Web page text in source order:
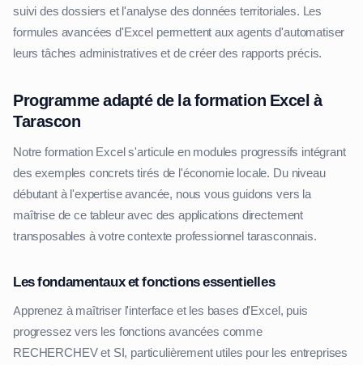
suivi des dossiers et l'analyse des données territoriales. Les
formules avancées d'Excel permettent aux agents d'automatiser
leurs tâches administratives et de créer des rapports précis.
Programme adapté de la formation Excel à
Tarascon
Notre formation Excel s'articule en modules progressifs intégrant
des exemples concrets tirés de l'économie locale. Du niveau
débutant à l'expertise avancée, nous vous guidons vers la
maîtrise de ce tableur avec des applications directement
transposables à votre contexte professionnel tarasconnais.
Les fondamentaux et fonctions essentielles
Apprenez à maîtriser l'interface et les bases d'Excel, puis
progressez vers les fonctions avancées comme
RECHERCHEV et SI, particulièrement utiles pour les entreprises